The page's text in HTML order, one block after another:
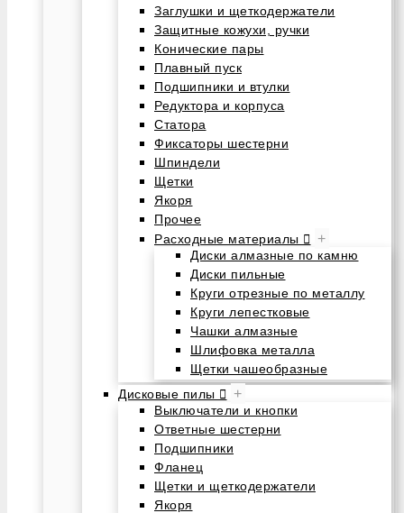
Заглушки и щеткодержатели
Защитные кожухи, ручки
Конические пары
Плавный пуск
Подшипники и втулки
Редуктора и корпуса
Статора
Фиксаторы шестерни
Шпиндели
Щетки
Якоря
Прочее
Расходные материалы
+
Диски алмазные по камню
Диски пильные
Круги отрезные по металлу
Круги лепестковые
Чашки алмазные
Шлифовка металла
Щетки чашеобразные
Дисковые пилы
+
Выключатели и кнопки
Ответные шестерни
Подшипники
Фланец
Щетки и щеткодержатели
Якоря